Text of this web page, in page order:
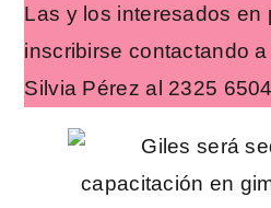
Las y los interesados en
inscribirse contactando
Silvia Pérez al 2325